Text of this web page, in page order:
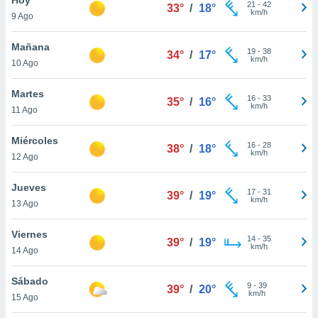
en
más
nuestra
de
cookies
aceptar
9 Ago
33° / 18° 21 - 42
km/h
Mañana
10 Ago
34° / 17° 19- 38
km/h
Martes
11 Ago
35° / 16° 16- 33
km/h
Miércoles
12 Ago
38° / 18° 16- 28
km/h
Jueves
13 Ago
39° / 19° 17- 31
km/h
Viernes
14 Ago
39° / 19° 14- 35
km/h
Sábado
15 Ago
39° / 20° 9- 39
km/h